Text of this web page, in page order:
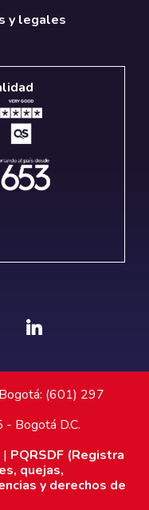
y legales
(601) 297
Bogotá D.C.
| PQRSDF (Registra
quejas,
y derechos de